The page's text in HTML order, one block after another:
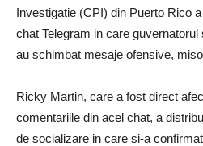
Investigatie (CPI) din Puerto Rico
chat Telegram in care
au schimbat mesaje ofensive,
Ricky Martin, care a fost direct
comentariile din acel chat, a
de socializare in care si-a